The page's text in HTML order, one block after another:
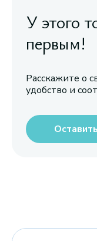
У этого
первым!
Расскажите о
удобство и